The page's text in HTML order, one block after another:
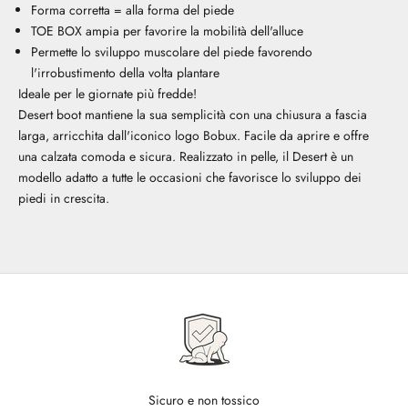
Forma corretta = alla forma del piede
TOE BOX ampia per favorire la mobilità dell'alluce
Permette lo sviluppo muscolare del piede favorendo
l'irrobustimento della volta plantare
Ideale per le giornate più fredde!
Desert boot mantiene la sua semplicità con una chiusura a fascia
larga, arricchita dall'iconico logo Bobux. Facile da aprire e offre
una calzata comoda e sicura. Realizzato in pelle, il Desert è un
modello adatto a tutte le occasioni che favorisce lo sviluppo dei
piedi in crescita.
Sicuro e non tossico